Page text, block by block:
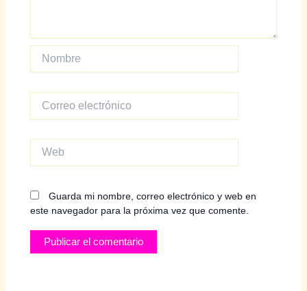
Nombre
electrónico
Guarda mi nombre, correo electrónico y web en
este navegador para la próxima vez que comente.